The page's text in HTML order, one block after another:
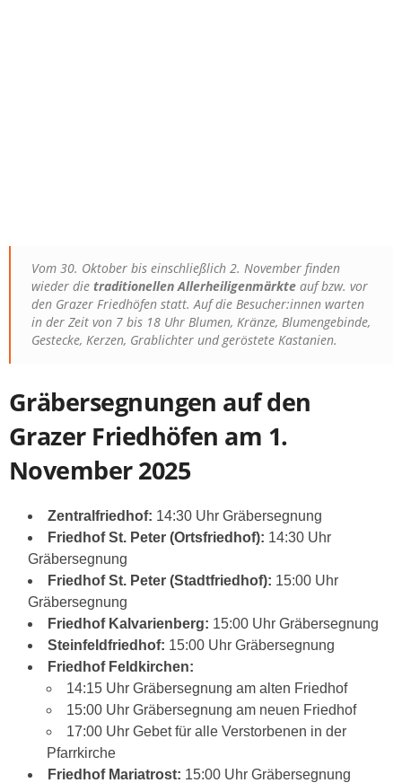
Vom 30. Oktober bis einschließlich 2. November finden
wieder die traditionellen Allerheiligenmärkte auf bzw. vor
den Grazer Friedhöfen statt. Auf die Besucher:innen warten
in der Zeit von 7 bis 18 Uhr Blumen, Kränze, Blumengebinde,
Gestecke, Kerzen, Grablichter und geröstete Kastanien.
Gräbersegnungen auf den
Grazer Friedhöfen am 1.
November 2025
Zentralfriedhof: 14:30 Uhr Gräbersegnung
Friedhof St. Peter (Ortsfriedhof): 14:30 Uhr
Gräbersegnung
Friedhof St. Peter (Stadtfriedhof): 15:00 Uhr
Gräbersegnung
Friedhof Kalvarienberg: 15:00 Uhr Gräbersegnung
Steinfeldfriedhof: 15:00 Uhr Gräbersegnung
Friedhof Feldkirchen:
14:15 Uhr Gräbersegnung am alten Friedhof
15:00 Uhr Gräbersegnung am neuen Friedhof
17:00 Uhr Gebet für alle Verstorbenen in der
Pfarrkirche
Friedhof Mariatrost: 15:00 Uhr Gräbersegnung